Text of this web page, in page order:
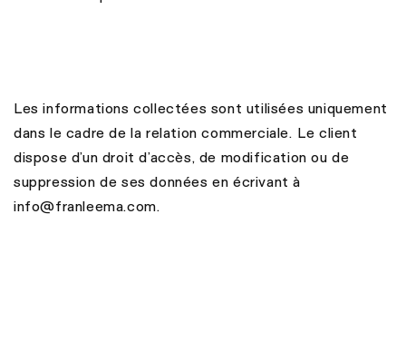
Les informations collectées sont utilisées uniquement
dans le cadre de la relation commerciale. Le client
dispose d’un droit d’accès, de modification ou de
suppression de ses données en écrivant à
info@franleema.com.